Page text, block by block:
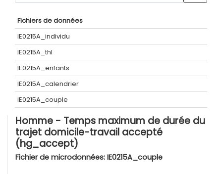
Fichiers de données
IE0215A_individu
IE0215A_thl
IE0215A_enfants
IE0215A_calendrier
IE0215A_couple
Homme - Temps maximum de durée du
trajet domicile-travail accepté
(hg_accept)
Fichier de microdonnées: IE0215A_couple